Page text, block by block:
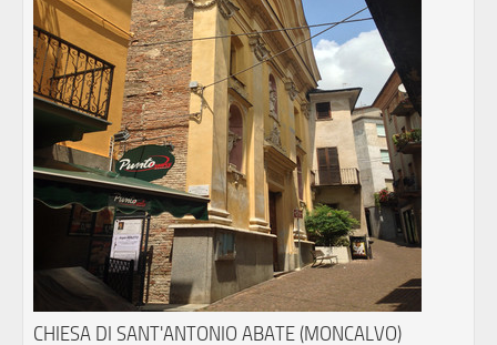
CHIESA DI SANT'ANTONIO ABATE (MONCALVO)